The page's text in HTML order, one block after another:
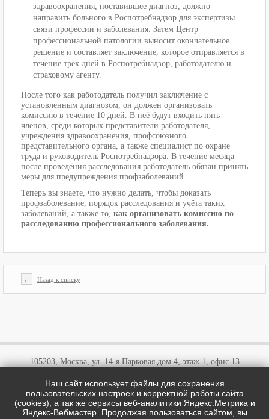
здравоохранения, поставившее диагноз, должно
направить больного в Роспотребнадзор для экспертизы
связи профессии и заболевания. Затем Центр
профессиональной патологии выносит окончательное
решение и составляет заключение, которое отправляется в
течение трёх дней в Роспотребнадзор, работодателю и
страховому агенту.
После того как работодатель получил заключение с
установленным диагнозом, он должен организовать
комиссию в течение 10 дней. В неё будут входить пять
членов, среди которых представители работодателя,
учреждения здравоохранения, профсоюзного
представительного органа, а также специалист по охране
труда и руководитель Роспотребнадзора. В течение месяца
после проведения расследования работодатель обязан принять
меры для предупреждения профзаболеваний.
Теперь вы знаете, что нужно делать, чтобы доказать
профзаболевание, порядок расследования и учёта таких
заболеваний, а также то, как организовать комиссию по
расследованию профессионального заболевания.
← Назад к списку
105203, Москва, ул. 14-я Парковая дом 4, этаж 1, офис 13
+7 (495)646 03 57
+7 (800)707 57 72
cotipi@yandex.ru
Наш сайт использует файлы для сохранения
пользовательских настроек и корректной работы сайта
(cookies), а так же сервисы веб-аналитики Яндекс.Метрика и
Яндекс-Вебмастер. Продолжая пользоваться сайтом, вы